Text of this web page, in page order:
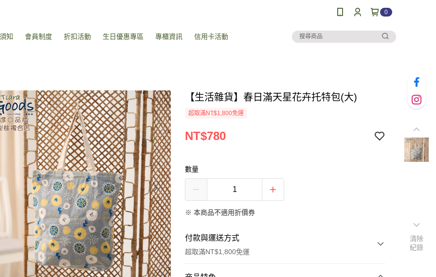
0
知 會員制度 折扣活動 生日優惠專區 專櫃資訊 信用卡活動
【生活雜貨】春日滿天星花卉托特包(大)
超取滿NT$1,800免運
NT$780
數量
※ 本商品不適用折價券
付款與運送方式
超取滿NT$1,800免運
清除
紀錄